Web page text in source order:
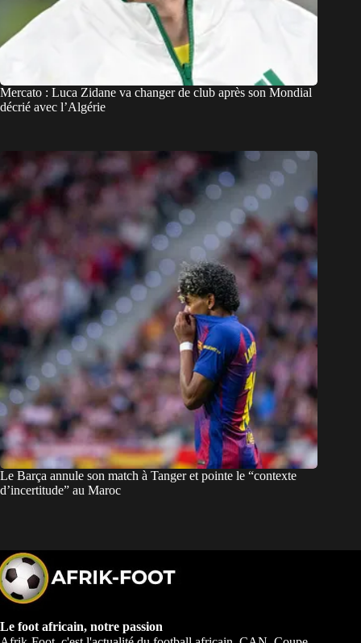
Mercato : Luca Zidane va changer de club après son Mondial
décrié avec l’Algérie
Le Barça annule son match à Tanger et pointe le “contexte
d’incertitude” au Maroc
Le foot africain, notre passion